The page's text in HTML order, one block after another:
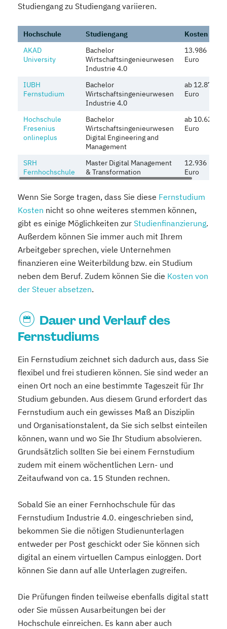
Studiengang zu Studiengang variieren.
Hochschule Studiengang
Kosten
AKAD
University
Bachelor
Wirtschaftsingenieurwesen
Industrie 4.0
13.986
Euro
IUBH
Fernstudium
Bachelor
Wirtschaftsingenieurwesen
Industrie 4.0
ab 12.873
Euro
Hochschule
Fresenius
onlineplus
Bachelor
Wirtschaftsingenieurwesen
Digital Engineering and
Management
ab 10.620
Euro
SRH
Fernhochschule
Master Digital Management
& Transformation
12.936
Euro
Wenn Sie Sorge tragen, dass Sie diese Fernstudium
Kosten nicht so ohne weiteres stemmen können,
gibt es einige Möglichkeiten zur Studienfinanzierung.
Außerdem können Sie immer auch mit Ihrem
Arbeitgeber sprechen, viele Unternehmen
finanzieren eine Weiterbildung bzw. ein Studium
neben dem Beruf. Zudem können Sie die Kosten von
der Steuer absetzen.
Dauer und Verlauf des
Fernstudiums
Ein Fernstudium zeichnet sich dadurch aus, dass Sie
flexibel und frei studieren können. Sie sind weder an
einen Ort noch an eine bestimmte Tageszeit für Ihr
Studium gebunden. Aus diesem Grund erfordert das
Fernstudium auch ein gewisses Maß an Disziplin
und Organisationstalent, da Sie sich selbst einteilen
können, wann und wo Sie Ihr Studium absolvieren.
Grundsätzlich sollten Sie bei einem Fernstudium
zudem mit einem wöchentlichen Lern- und
Zeitaufwand von ca. 15 Stunden rechnen.
Sobald Sie an einer Fernhochschule für das
Fernstudium Industrie 4.0. eingeschrieben sind,
bekommen Sie die nötigen Studienunterlagen
entweder per Post geschickt oder Sie können sich
digital an einem virtuellen Campus einloggen. Dort
können Sie dann auf alle Unterlagen zugreifen.
Die Prüfungen finden teilweise ebenfalls digital statt
oder Sie müssen Ausarbeitungen bei der
Hochschule einreichen. Es kann aber auch